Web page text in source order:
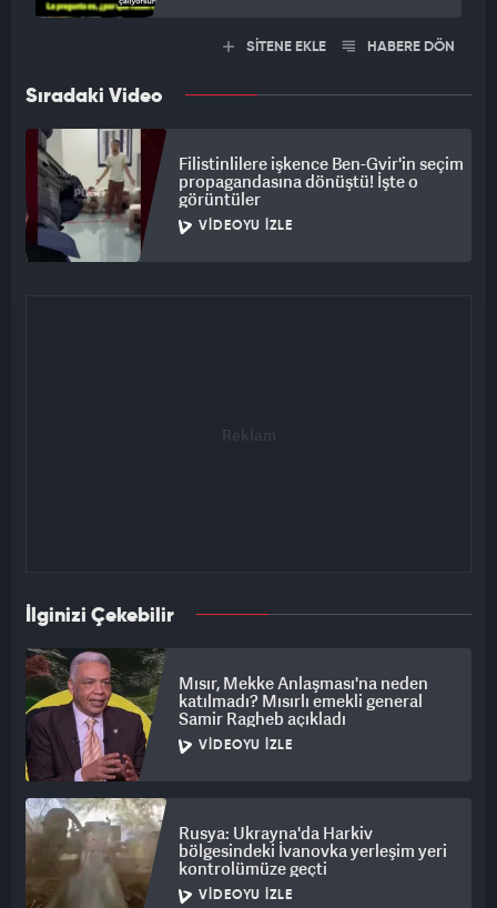
SİTENE EKLE HABERE DÖN
Sıradaki Video
Filistinlilere işkence Ben-Gvir'in seçim
propagandasına dönüştü! İşte o
görüntüler
VIDEOYU İZLE
İlginizi Çekebilir
Mısır, Mekke Anlaşması'na neden
katılmadı? Mısırlı emekli general
Samir Ragheb açıkladı
VIDEOYU İZLE
Rusya: Ukrayna'da Harkiv
bölgesindeki İvanovka yerleşim yeri
kontrolümüze geçti
VIDEOYU İZLE